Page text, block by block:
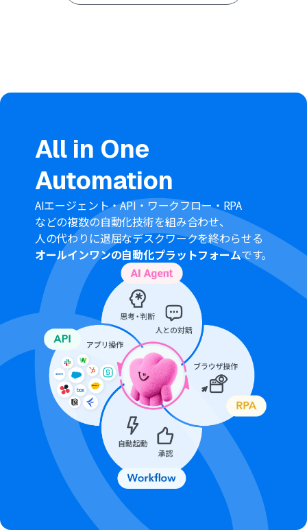
※「トリガー」：フロー起動のきっかけとなるアクション、「オ
ルを絞り込むことで、意図しないメールでフローが起動す
く指定してください。
AI-OCRのオペレーションでは、読み取りたいファイルや
抽出したい項目（氏名、検査数値など）、言語などを任
意にカスタマイズしてください。
Google スプレッドシートのオペレーションでは、書き込
み対象のスプレッドシートやシートを選択し、どの列に
どのデータを追加するかを任意に設定してください。
■注意事項
OutlookとGoogle スプレッドシートのそれぞれとYoom
を連携してください。
トリガーは5分、10分、15分、30分、60分の間隔で起動
間隔を選択できます。
プランによって最短の起動間隔が異なりますので、ご注意
ください。・Microsoft365（旧Office365）には、家庭向
けプランと一般法人向けプラン（Microsoft365
Business）があり、一般法人向けプランに加入していな
い場合には認証に失敗する可能性があります。
OCRまたは音声を文字起こしするAIオペレーションはチ
ームプラン・サクセスプランでのみご利用いただける機能
となっております。フリープラン・ミニプランの場合は設
定しているフローボットのオペレーションはエラーとな
りますので、ご注意ください。
チームプランやサクセスプランなどの有料プランは、2週
間の無料トライアルを行うことが可能です。無料トライア
ル中には制限対象のアプリやAI機能（オペレーション）を
使用することができます。
All in One
Automation
AIエージェント・API・ワークフロー・RPA
などの複数の自動化技術を組み合わせ、
人の代わりに退屈なデスクワークを終わらせる
オールインワンの自動化プラットフォームです。